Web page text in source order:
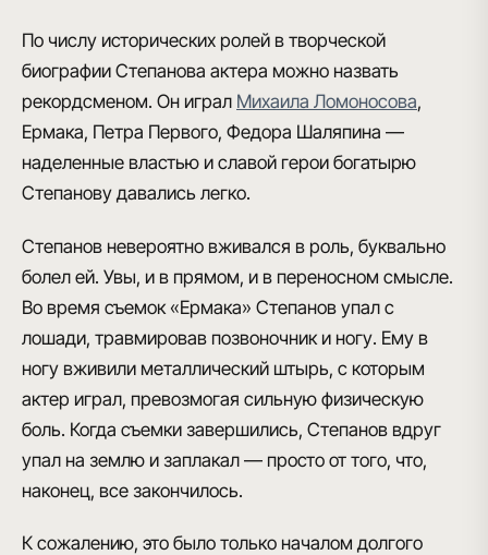
По числу исторических ролей в творческой
биографии Степанова актера можно назвать
рекордсменом. Он играл Михаила Ломоносова,
Ермака, Петра Первого, Федора Шаляпина —
наделенные властью и славой герои богатырю
Степанову давались легко.
Степанов невероятно вживался в роль, буквально
болел ей. Увы, и в прямом, и в переносном смысле.
Во время съемок «Ермака» Степанов упал с
лошади, травмировав позвоночник и ногу. Ему в
ногу вживили металлический штырь, с которым
актер играл, превозмогая сильную физическую
боль. Когда съемки завершились, Степанов вдруг
упал на землю и заплакал — просто от того, что,
наконец, все закончилось.
К сожалению, это было только началом долгого